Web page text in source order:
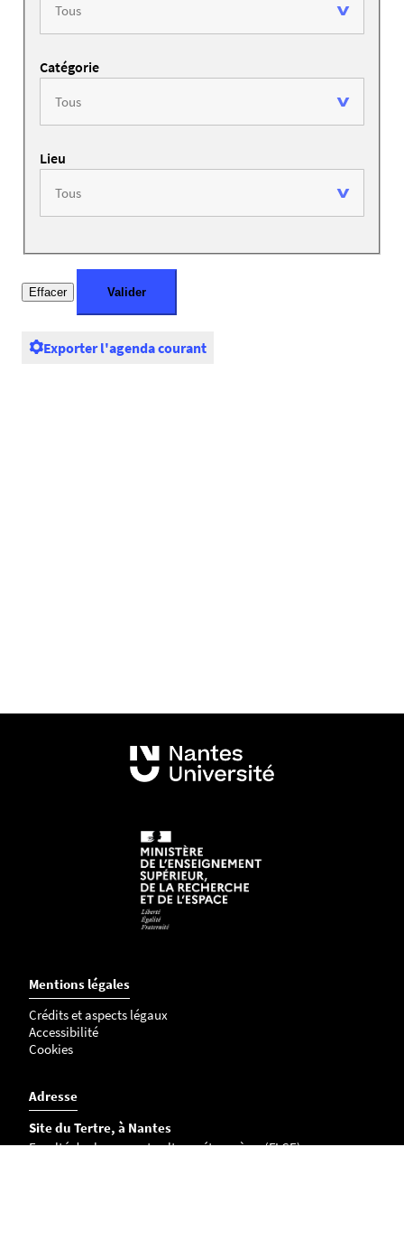
Catégorie
Lieu
Exporter l'agenda courant
Mentions légales
Crédits et aspects légaux
Accessibilité
Cookies
Adresse
Site du Tertre, à Nantes
Faculté des langues et cultures étrangères (FLCE)